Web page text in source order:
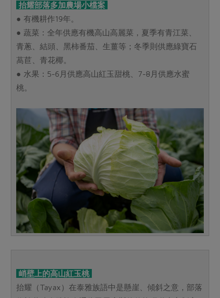
抬耀部落多加農場小檔案
● 有機耕作19年。
● 蔬菜：全年供應有機高山高麗菜，夏季有青江菜、
青蔥、結頭、黑柿番茄、生薑等；冬季則供應綠寶石
萵苣、青花椰。
● 水果：5-6月供應高山紅玉甜桃、7-8月供應水蜜
桃。
峭壁上的高山紅玉桃
抬耀（Tayax）在泰雅族語中是懸崖、傾斜之意，部落